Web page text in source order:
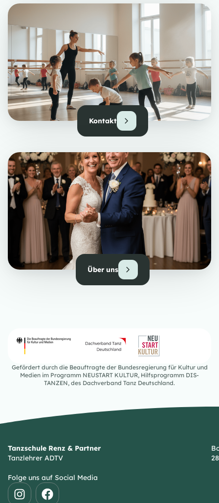
Kontakt
Über uns
Gefördert durch die Beauftragte der Bundesregierung für Kultur und
Medien im Programm NEUSTART KULTUR, Hilfsprogramm DIS-
TANZEN, des Dachverband Tanz Deutschland.
Tanzschule Renz & Partner
Tanzlehrer ADTV
Folge uns auf Social Media